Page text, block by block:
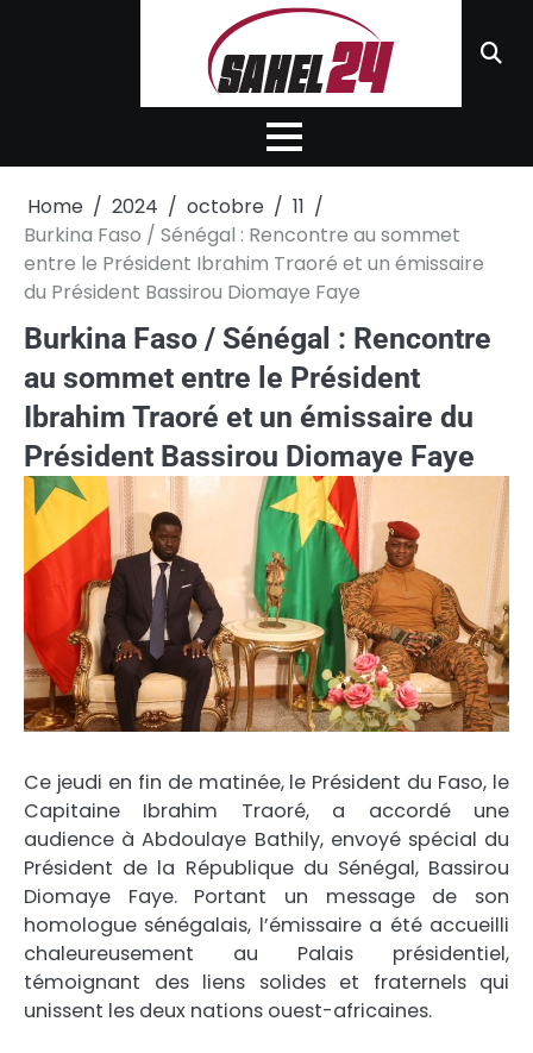
Home 2024 octobre
11
Burkina Faso / Sénégal : Rencontre au sommet
entre le Président Ibrahim Traoré et un émissaire
du Président Bassirou Diomaye Faye
Burkina Faso / Sénégal : Rencontre
au sommet entre le Président
Ibrahim Traoré et un émissaire du
Président Bassirou Diomaye Faye
Ce jeudi en fin de matinée, le Président du Faso, le
Capitaine Ibrahim Traoré, a accordé une
audience à Abdoulaye Bathily, envoyé spécial du
Président de la République du Sénégal, Bassirou
Diomaye Faye. Portant un message de son
homologue sénégalais, l’émissaire a été accueilli
chaleureusement au Palais présidentiel,
témoignant des liens solides et fraternels qui
unissent les deux nations ouest-africaines.